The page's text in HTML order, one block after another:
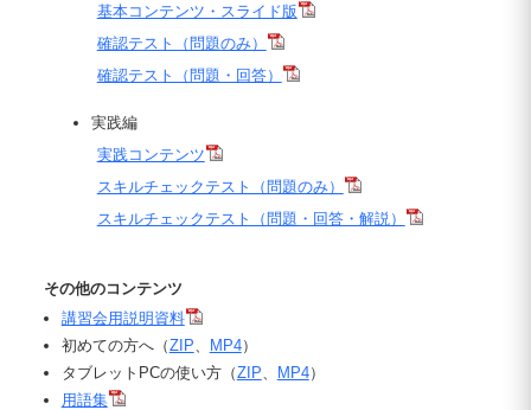
基本コンテンツ・スライド版
確認テスト（問題のみ）
確認テスト（問題・回答）
実践編
実践コンテンツ
スキルチェックテスト（問題のみ）
スキルチェックテスト（問題・回答・解説）
その他のコンテンツ
講習会用説明資料
初めての方へ（ZIP、 MP4）
タブレットPCの使い方（ZIP、 MP4）
用語集